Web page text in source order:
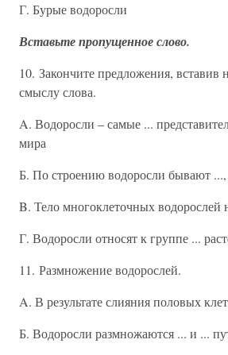
Г. Бурые водоросли
Вставьте пропущенное слово.
10. Закончите предложения, вставив
смыслу слова.
A. Водоросли – самые ...
мира
Б. По строению водоросли бывают ...,
B. Тело многоклеточных водорослей
Г. Водоросли относят к группе ...
11. Размножение водорослей.
A. В результате слияния половых
Б. Водоросли размножаются ... и ...